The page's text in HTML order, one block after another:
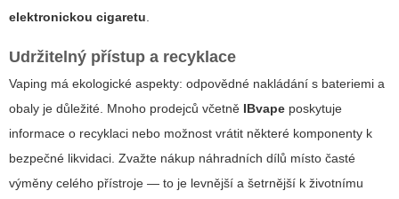
elektronickou cigaretu
Udržitelný přístup a recyklace
Vaping má ekologické aspekty: odpovědné nakládání s bateriemi a
obaly je důležité. Mnoho prodejců včetně IBvape poskytuje
informace o recyklaci nebo možnost vrátit některé komponenty k
bezpečné likvidaci. Zvažte nákup náhradních dílů místo časté
výměny celého přístroje — to je levnější a šetrnější k životnímu